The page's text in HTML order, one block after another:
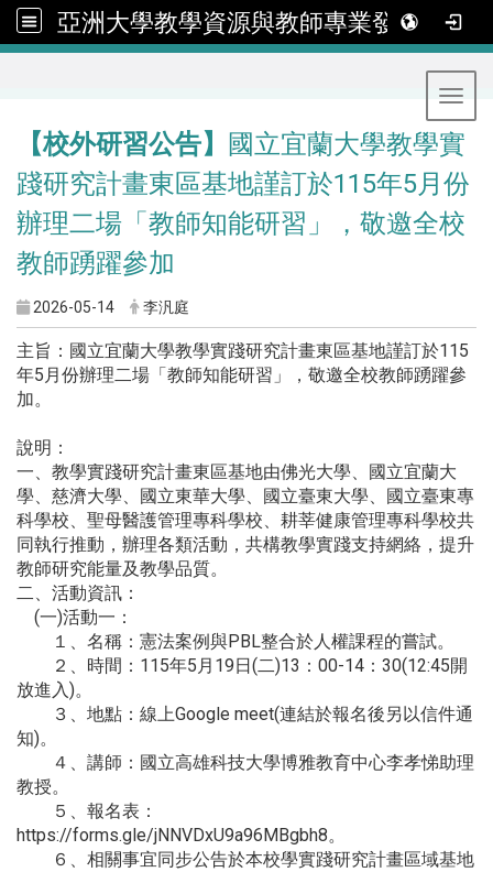
亞洲大學教學資源與教師專業發展中心
【校外研習公告】
國立宜蘭大學教學實
踐研究計畫東區基地謹訂於115年5月份
辦理二場「教師知能研習」，敬邀全校
教師踴躍參加
2026-05-14 李汎庭
主旨：國立宜蘭大學教學實踐研究計畫東區基地謹訂於115
年5月份辦理二場「教師知能研習」，敬邀全校教師踴躍參
加。
說明：
一、教學實踐研究計畫東區基地由佛光大學、國立宜蘭大
學、慈濟大學、國立東華大學、國立臺東大學、國立臺東專
科學校、聖母醫護管理專科學校、耕莘健康管理專科學校共
同執行推動，辦理各類活動，共構教學實踐支持網絡，提升
教師研究能量及教學品質。
二、活動資訊：
(一)活動一：
１、名稱：憲法案例與PBL整合於人權課程的嘗試。
２、時間：115年5月19日(二)13：00-14：30(12:45開
放進入)。
３、地點：線上Google meet(連結於報名後另以信件通
知)。
４、講師：國立高雄科技大學博雅教育中心李孝悌助理
教授。
５、報名表：
https://forms.gle/jNNVDxU9a96MBgbh8。
６、相關事宜同步公告於本校學實踐研究計畫區域基地